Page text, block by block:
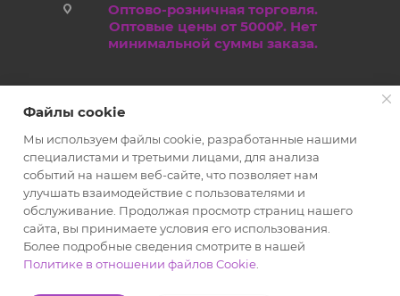
Оптово-розничная торговля.
Оптовые цены от 5000₽. Нет
минимальной суммы заказа.
2019 - 2026 © Kypioptom.ru оптово-розничный интернет-
магазин
Файлы cookie
Мы используем файлы cookie, разработанные нашими
специалистами и третьими лицами, для анализа
событий на нашем веб-сайте, что позволяет нам
улучшать взаимодействие с пользователями и
обслуживание. Продолжая просмотр страниц нашего
сайта, вы принимаете условия его использования.
Более подробные сведения смотрите в нашей
Политике в отношении файлов Cookie